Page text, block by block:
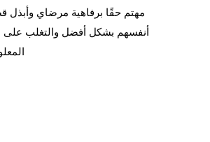
مهتم حقًا برفاهية مرضاي
أنفسهم بشكل أفضل والتغلب على